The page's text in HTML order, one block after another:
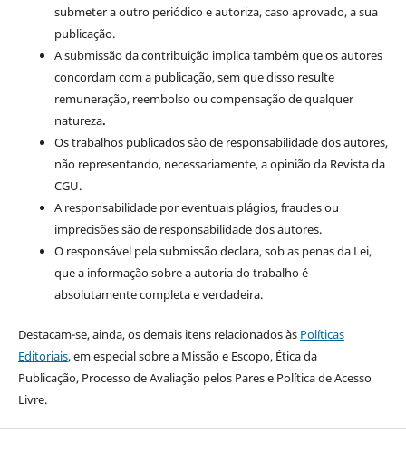
submeter a outro periódico e autoriza, caso aprovado, a sua
publicação.
A submissão da contribuição implica também que os autores
concordam com a publicação, sem que disso resulte
remuneração, reembolso ou compensação de qualquer
natureza.
Os trabalhos publicados são de responsabilidade dos autores,
não representando, necessariamente, a opinião da Revista da
CGU.
A responsabilidade por eventuais plágios, fraudes ou
imprecisões são de responsabilidade dos autores.
O responsável pela submissão declara, sob as penas da Lei,
que a informação sobre a autoria do trabalho é
absolutamente completa e verdadeira.
Destacam-se, ainda, os demais itens relacionados às Políticas
Editoriais, em especial sobre a Missão e Escopo, Ética da
Publicação, Processo de Avaliação pelos Pares e Política de Acesso
Livre.